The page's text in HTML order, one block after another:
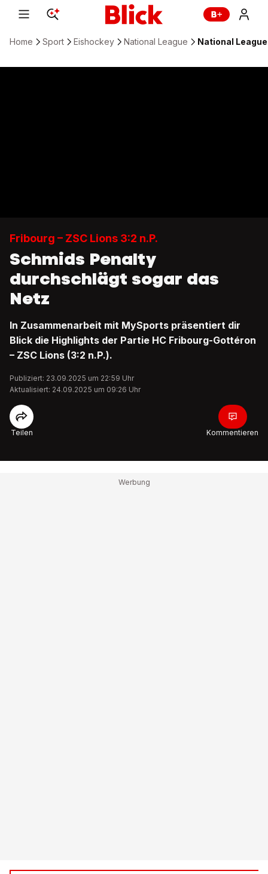
Home Sport Eishockey National League National
Fribourg – ZSC Lions 3:2 n.P.
Schmids Penalty
durchschlägt sogar das
Netz
In Zusammenarbeit mit MySports präsentiert dir
Blick die Highlights der Partie HC Fribourg-Gottéron
– ZSC Lions (3:2 n.P.).
Publiziert: 23.09.2025 um 22:59 Uhr
Aktualisiert: 24.09.2025 um 09:26 Uhr
Teilen Kommentieren